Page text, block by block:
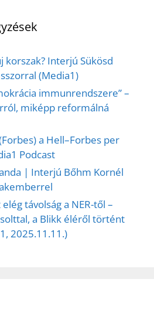
korszak? Interjú Sükösd
(Media1)
immunrendszere” –
miképp reformálná
a Hell–Forbes per
Podcast
| Interjú Bőhm Kornél
távolság a NER-től –
a Blikk éléről történt
2025.11.11.)